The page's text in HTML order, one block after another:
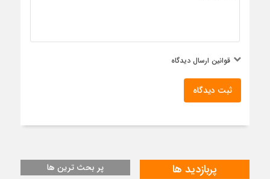
قوانین ارسال دیدگاه
ثبت دیدگاه
پربازدید ها پر بحث ترین ها